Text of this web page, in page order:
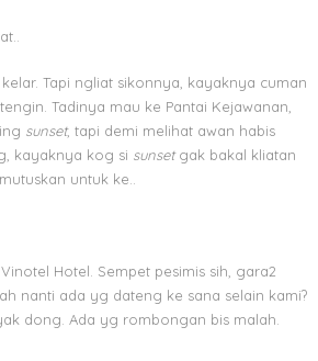
Tapi ngliat sikonnya, kayaknya cuman
Tadinya mau ke Pantai Kejawanan,
sunset, tapi demi melihat awan habis
kayaknya kog si sunsetgak bakal kliatan
untuk ke..
Hotel. Sempet pesimis sih, gara2
nanti ada yg dateng ke sana selain kami?
dong. Ada yg rombongan bis malah.